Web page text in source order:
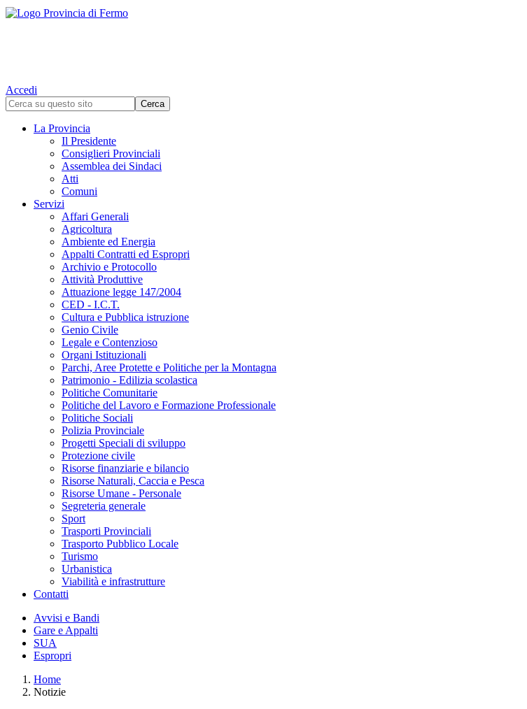
Accedi
La Provincia
Il Presidente
Consiglieri Provinciali
Assemblea dei Sindaci
Atti
Comuni
Servizi
Affari Generali
Agricoltura
Ambiente ed Energia
Appalti Contratti ed Espropri
Archivio e Protocollo
Attività Produttive
Attuazione legge 147/2004
CED - I.C.T.
Cultura e Pubblica istruzione
Genio Civile
Legale e Contenzioso
Organi Istituzionali
Parchi, Aree Protette e Politiche per la Montagna
Patrimonio - Edilizia scolastica
Politiche Comunitarie
Politiche del Lavoro e Formazione Professionale
Politiche Sociali
Polizia Provinciale
Progetti Speciali di sviluppo
Protezione civile
Risorse finanziarie e bilancio
Risorse Naturali, Caccia e Pesca
Risorse Umane - Personale
Segreteria generale
Sport
Trasporti Provinciali
Trasporto Pubblico Locale
Turismo
Urbanistica
Viabilità e infrastrutture
Contatti
Avvisi e Bandi
Gare e Appalti
SUA
Espropri
Home
Notizie